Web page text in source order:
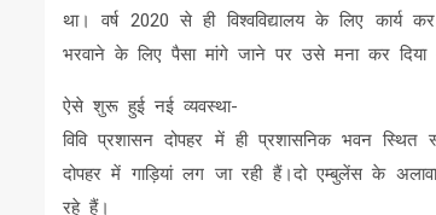
था। वर्ष 2020 से ही विश्वविद्यालय के लिए
भरवाने के लिए पैसा मांगे जाने पर उसे मना कर दिया
ऐसे शुरू हुई नई व्यवस्था-
विवि प्रशासन दोपहर में ही प्रशासनिक भवन
दोपहर में गाड़ियां लग जा रही हैं।दो एम्बुलेंस के
रहे हैं।